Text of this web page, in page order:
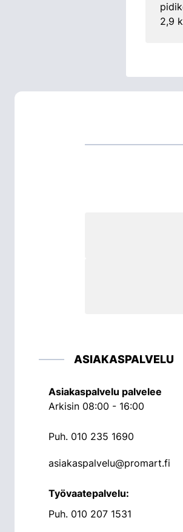
2,9
ASIAKASPALVELU
Asiakaspalvelu palvelee
Arkisin 08:00 - 16:00
Puh. 010 235 1690
asiakaspalvelu@promart.fi
Työvaatepalvelu:
Puh. 010 207 1531